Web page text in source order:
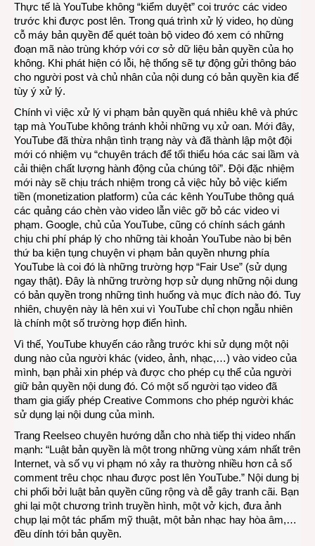
Thực tế là YouTube không “kiểm duyệt” coi trước các video
trước khi được post lên. Trong quá trình xử lý video, họ dùng
cỗ máy bản quyền để quét toàn bộ video đó xem có những
đoạn mã nào trùng khớp với cơ sở dữ liệu bản quyền của họ
không. Khi phát hiện có lỗi, hệ thống sẽ tự động gửi thông báo
cho người post và chủ nhân của nội dung có bản quyền kia để
tùy ý xử lý.
Chính vì việc xử lý vi phạm bản quyền quá nhiêu khê và phức
tạp mà YouTube không tránh khỏi những vụ xử oan. Mới đây,
YouTube đã thừa nhận tình trạng này và đã thành lập một đội
mới có nhiệm vụ “chuyên trách để tối thiểu hóa các sai lầm và
cải thiện chất lượng hành động của chúng tôi”. Đội đặc nhiệm
mới này sẽ chịu trách nhiệm trong cả việc hủy bỏ việc kiếm
tiền (monetization platform) của các kênh YouTube thông quá
các quảng cáo chèn vào video lẫn viêc gỡ bỏ các video vi
phạm. Google, chủ của YouTube, cũng có chính sách gánh
chịu chi phí pháp lý cho những tài khoản YouTube nào bị bên
thứ ba kiện tụng chuyện vi phạm bản quyền nhưng phía
YouTube là coi đó là những trường hợp “Fair Use” (sử dụng
ngay thật). Đây là những trường hợp sử dụng những nội dung
có bản quyền trong những tình huống và mục đích nào đó. Tuy
nhiên, chuyện này là hên xui vì YouTube chỉ chọn ngẫu nhiên
là chính một số trường hợp điển hình.
Vì thế, YouTube khuyến cáo rằng trước khi sử dụng một nội
dung nào của người khác (video, ảnh, nhạc,…) vào video của
mình, bạn phải xin phép và được cho phép cụ thể của người
giữ bản quyền nội dung đó. Có một số người tạo video đã
tham gia giấy phép Creative Commons cho phép người khác
sử dụng lại nội dung của mình.
Trang Reelseo chuyên hướng dẫn cho nhà tiếp thị video nhấn
mạnh: “Luật bản quyền là một trong những vùng xám nhất trên
Internet, và số vụ vi phạm nó xảy ra thường nhiều hơn cả số
comment trêu chọc nhau được post lên YouTube.” Nội dung bị
chi phối bởi luật bản quyền cũng rộng và dễ gây tranh cãi. Bạn
ghi lại một chương trình truyền hình, một vở kịch, đưa ảnh
chụp lại một tác phẩm mỹ thuật, một bản nhạc hay hòa âm,…
đều dính tới bản quyền.